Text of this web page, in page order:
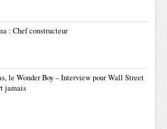
: Chef constructeur
le Wonder Boy – Interview pour Wall Street
jamais